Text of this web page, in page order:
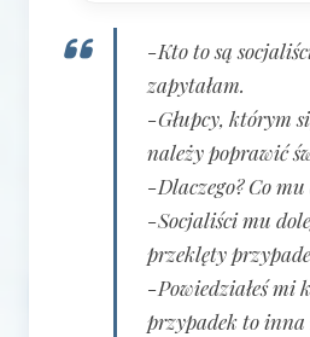
-Kto to są
zapytałam.
-Głupcy, którym
należy poprawić
-Dlaczego? Co mu
-Socjaliści mu
przeklęty
-Powiedziałeś mi
przypadek to inna